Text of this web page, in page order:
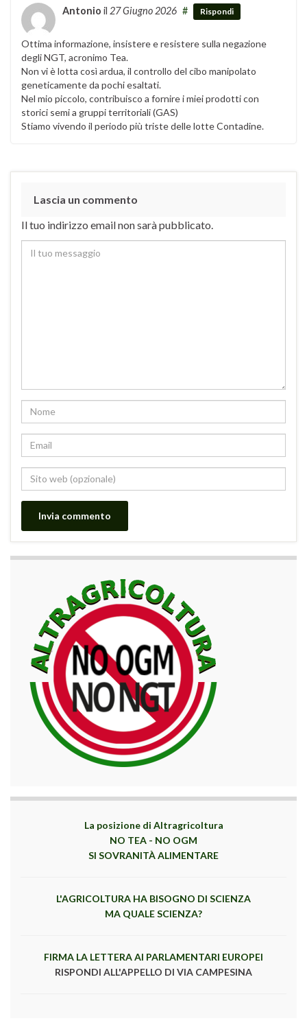
Antonio il 27 Giugno 2026 # Rispondi
Ottima informazione, insistere e resistere sulla negazione
degli NGT, acronimo Tea.
Non vi è lotta così ardua, il controllo del cibo manipolato
geneticamente da pochi esaltati.
Nel mio piccolo, contribuisco a fornire i miei prodotti con
storici semi a gruppi territoriali (GAS)
Stiamo vivendo il periodo più triste delle lotte Contadine.
Lascia un commento
Il tuo indirizzo email non sarà pubblicato.
La posizione di Altragricoltura
NO TEA - NO OGM
SI SOVRANITÀ ALIMENTARE
L'AGRICOLTURA HA BISOGNO DI SCIENZA
MA QUALE SCIENZA?
FIRMA LA LETTERA AI PARLAMENTARI EUROPEI
RISPONDI ALL'APPELLO DI VIA CAMPESINA